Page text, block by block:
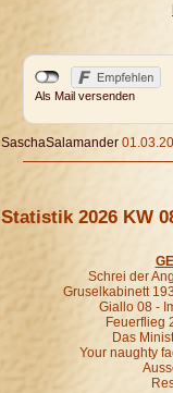
Als Mail versenden
SaschaSalamander
Statistik 2026 KW
Schrei der
Gruselkabinett
Giallo 08 -
Feuerflieg
Das
Your naughty